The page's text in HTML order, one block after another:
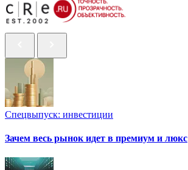
Спецвыпуск: инвестиции
Зачем весь рынок идет в премиум и люкс